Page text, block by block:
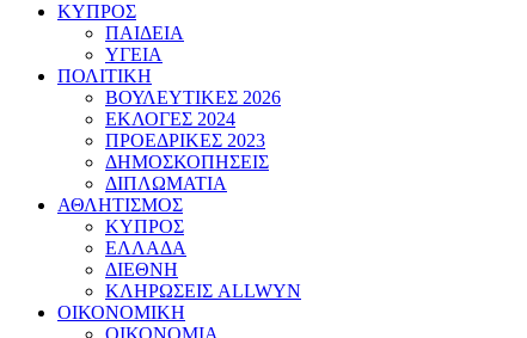
ΚΥΠΡΟΣ
ΠΑΙΔΕΙΑ
ΥΓΕΙΑ
ΠΟΛΙΤΙΚΗ
ΒΟΥΛΕΥΤΙΚΕΣ 2026
ΕΚΛΟΓΕΣ 2024
ΠΡΟΕΔΡΙΚΕΣ 2023
ΔΗΜΟΣΚΟΠΗΣΕΙΣ
ΔΙΠΛΩΜΑΤΙΑ
ΑΘΛΗΤΙΣΜΟΣ
ΚΥΠΡΟΣ
ΕΛΛΑΔΑ
ΔΙΕΘΝΗ
ΚΛΗΡΩΣΕΙΣ ALLWYN
ΟΙΚΟΝΟΜΙΚΗ
ΟΙΚΟΝΟΜΙΑ